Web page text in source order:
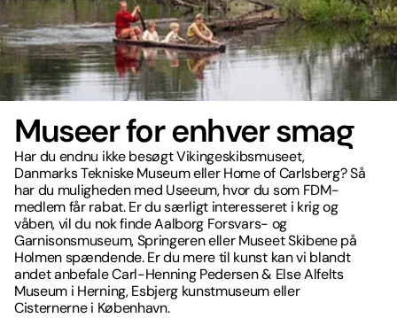
Museer for enhver smag
Har du endnu ikke besøgt Vikingeskibsmuseet,
Danmarks Tekniske Museum eller Home of Carlsberg? Så
har du muligheden med Useeum, hvor du som FDM-
medlem får rabat. Er du særligt interesseret i krig og
våben, vil du nok finde Aalborg Forsvars- og
Garnisonsmuseum, Springeren eller Museet Skibene på
Holmen spændende. Er du mere til kunst kan vi blandt
andet anbefale Carl-Henning Pedersen & Else Alfelts
Museum i Herning, Esbjerg kunstmuseum eller
Cisternerne i København.